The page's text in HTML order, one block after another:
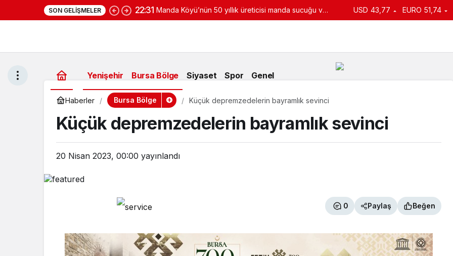
SON GELIŞMELER 22:31 Manda Köyü’nün 50 yıllık üreticisi manda sucuğu ve USD 43,77 EURO 51,74
Yenişehir Bursa Bölge Siyaset Spor Genel
Haberler Bursa Bölge Küçük depremzedelerin bayramlık sevinci
Küçük depremzedelerin bayramlık sevinci
20 Nisan 2023, 00:00 yayınlandı
0 Paylaş Beğen